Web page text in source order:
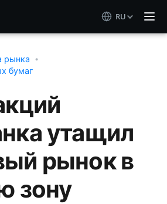
RU
рынка
бумаг
утащил
рынок в
зону